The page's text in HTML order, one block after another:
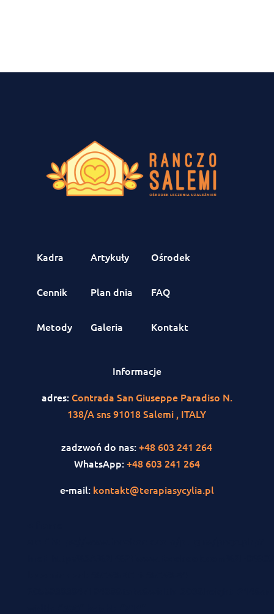
Kadra Artykuły Ośrodek
Cennik Plan dnia FAQ
Metody Galeria Kontakt
Informacje
adres: Contrada San Giuseppe Paradiso N.
138/A sns 91018 Salemi , ITALY
zadzwoń do nas:+48 603 241 264
WhatsApp:+48 603 241 264
e-mail: kontakt@terapiasycylia.pl